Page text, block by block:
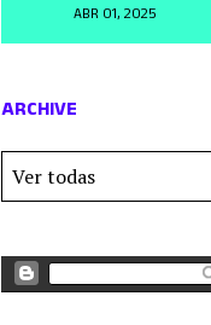
ABR 01, 2025
ARCHIVE